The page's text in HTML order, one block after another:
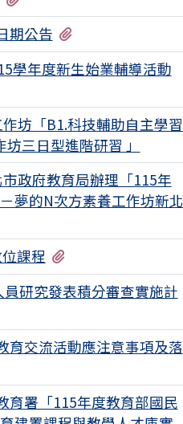
期公告
學年度新生始業輔導活動
坊「B1.科技輔助自主學習
三日型進階研習 」
政府教育局辦理「115年
夢的N次方素養工作坊新北
課程
研究發表積分審查實施計
育交流活動應注意事項及落
育署「115年度教育部國民